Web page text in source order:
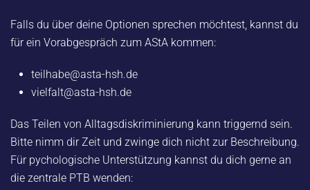
Falls du über deine Optionen sprechen möchtest, kannst du
für ein Vorabgespräch zum AStA kommen:
teilhabe@asta-hsh.de
vielfalt@asta-hsh.de
Das Teilen von Alltagsdiskriminierung kann triggernd sein.
Bitte nimm dir Zeit und zwinge dich nicht zur Beschreibung.
Für pychologische Unterstützung kannst du dich gerne an
die zentrale PTB wenden: